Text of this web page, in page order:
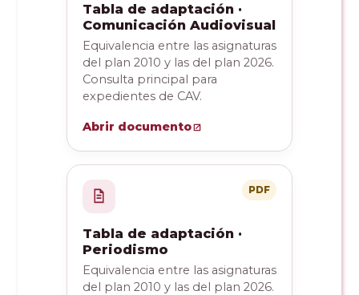
Tabla de adaptación ·
Comunicación Audiovisual
Equivalencia entre las asignaturas
del plan 2010 y las del plan 2026.
Consulta principal para
expedientes de CAV.
Abrir documento
PDF
Tabla de adaptación ·
Periodismo
Equivalencia entre las asignaturas
del plan 2010 y las del plan 2026.